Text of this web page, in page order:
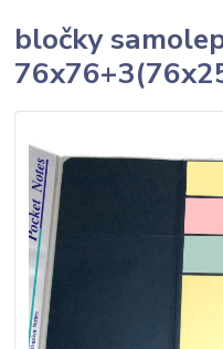
bločky